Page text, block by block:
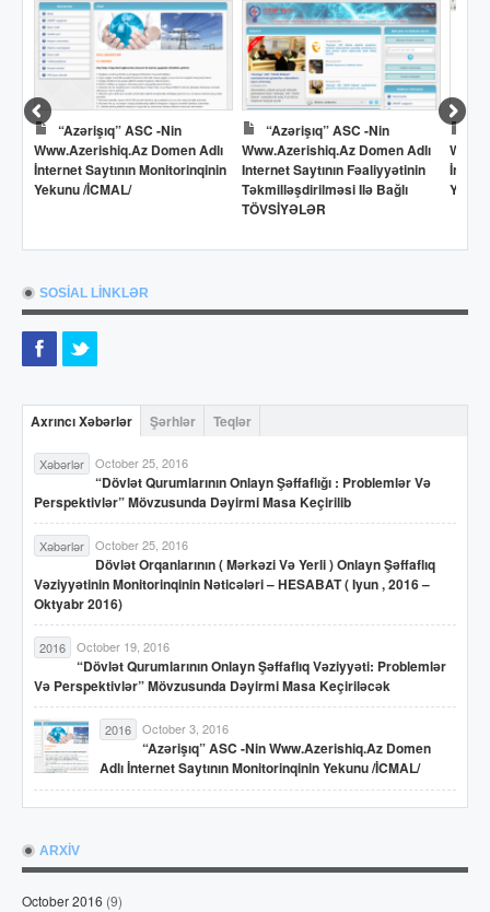
“Azərişıq” ASC -nin
Www.azerishiq.az Domen Adlı
İnternet Saytının Monitorinqinin
Yekunu /İCMAL/
“Azərişıq” ASC -nin
Www.azerishiq.az Domen Adlı
Internet Saytının Fəaliyyətinin
Təkmilləşdirilməsi Ilə Bağlı
TÖVSİYƏLƏR
SOSİAL LİNKLƏR
Axrıncı Xəbərlər Şərhlər Teqlər
Xəbərlər October 25, 2016
“Dövlət Qurumlarının Onlayn Şəffaflığı : Problemlər Və
Perspektivlər” Mövzusunda Dəyirmi Masa Keçirilib
Xəbərlər October 25, 2016
Dövlət Orqanlarının ( Mərkəzi Və Yerli ) Onlayn Şəffaflıq
Vəziyyətinin Monitorinqinin Nəticələri – HESABAT ( Iyun , 2016 –
Oktyabr 2016)
2016 October 19, 2016
“Dövlət Qurumlarının Onlayn Şəffaflıq Vəziyyəti: Problemlər
Və Perspektivlər” Mövzusunda Dəyirmi Masa Keçiriləcək
2016 October 3, 2016
“Azərişıq” ASC -nin Www.azerishiq.az Domen
Adlı İnternet Saytının Monitorinqinin Yekunu /İCMAL/
ARXİV
October 2016 (9)